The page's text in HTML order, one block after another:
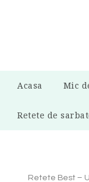
Acasa Mic
Retete de
Retete Best –